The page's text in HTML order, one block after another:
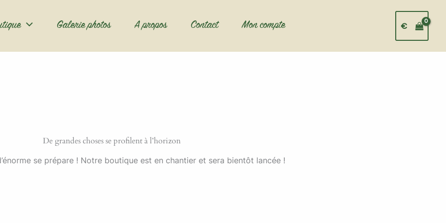
Galerie photos A propos Contact Mon compte €
De grandes choses se profilent à l’horizon
se prépare ! Notre boutique est en chantier et sera bientôt lancée !